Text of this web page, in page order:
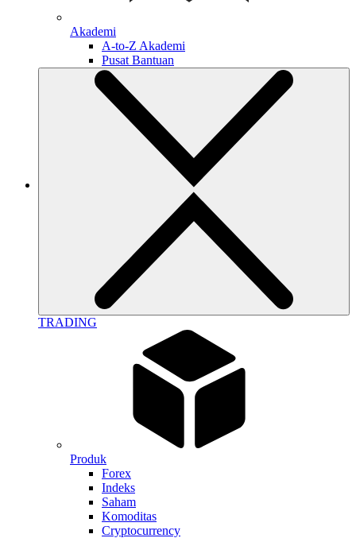
Akademi
A-to-Z Akademi
Pusat Bantuan
TRADING
Produk
Forex
Indeks
Saham
Komoditas
Cryptocurrency